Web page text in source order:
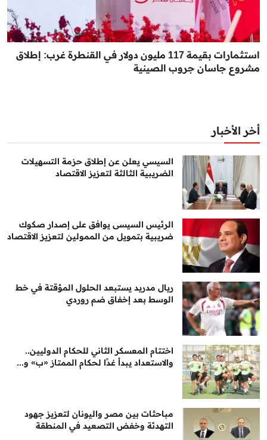
استثمارات بقيمة 117 مليون دولار في القنطرة غرب: إطلاق
مشروع جاسان جروب الصينية
أخر الأخبار
السيسي يعلن عن إطلاق حزمة التسهيلات
الضريبية الثالثة لتعزيز الاقتصاد
الرئيس السيسى يوافق على إصدار صكوك
ضريبية بتمويل من الممولين لتعزيز الاقتصاد
ريال مدريد يستبعد الحلول المؤقتة في خط
الوسط بعد إخفاق ضم روردي
اختتام المعسكر الثاني للحكام الدوليين..
والاستعداد يبدأ غدًا لحكام الممتاز «ب» و...
مباحثات بين مصر واليونان لتعزيز جهود
التهدئة وخفض التصعيد في المنطقة